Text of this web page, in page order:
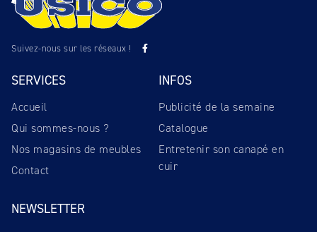
Suivez-nous sur les réseaux !
SERVICES
Accueil
Qui sommes-nous ?
Nos magasins de meubles
Contact
INFOS
Publicité de la semaine
Catalogue
Entretenir son canapé en
cuir
NEWSLETTER